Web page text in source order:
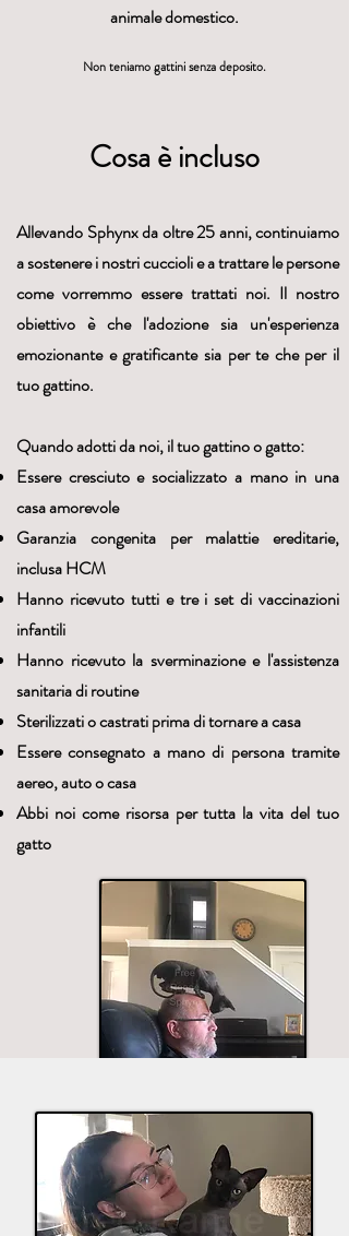
animale domestico.
Non teniamo gattini senza deposito.
Cosa è incluso
Allevando Sphynx da oltre 25 anni, continuiamo
a sostenere i nostri cuccioli e a trattare le persone
come vorremmo essere trattati noi. Il nostro
obiettivo è che l'adozione sia un'esperienza
emozionante e gratificante sia per te che per il
tuo gattino.
Quando adotti da noi, il tuo gattino o gatto:
Essere cresciuto e socializzato a mano in una
casa amorevole
Garanzia congenita per malattie ereditarie,
inclusa HCM
Hanno ricevuto tutti e tre i set di vaccinazioni
infantili
Hanno ricevuto la sverminazione e l'assistenza
sanitaria di routine
Sterilizzati o castrati prima di tornare a casa
Essere consegnato a mano di persona tramite
aereo, auto o casa
Abbi noi come risorsa per tutta la vita del tuo
gatto